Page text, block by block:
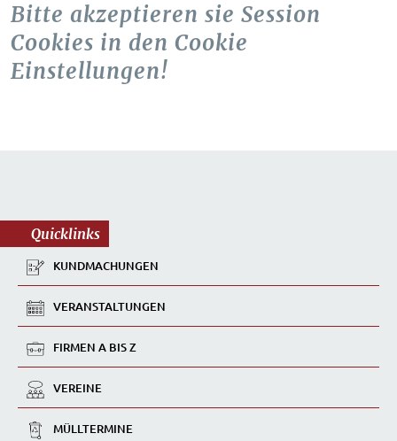
Bitte akzeptieren sie Session
Cookies in den Cookie
Einstellungen!
Quicklinks
KUNDMACHUNGEN
VERANSTALTUNGEN
FIRMEN A BIS Z
VEREINE
MÜLLTERMINE